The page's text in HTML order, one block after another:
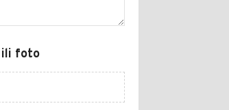
ili foto